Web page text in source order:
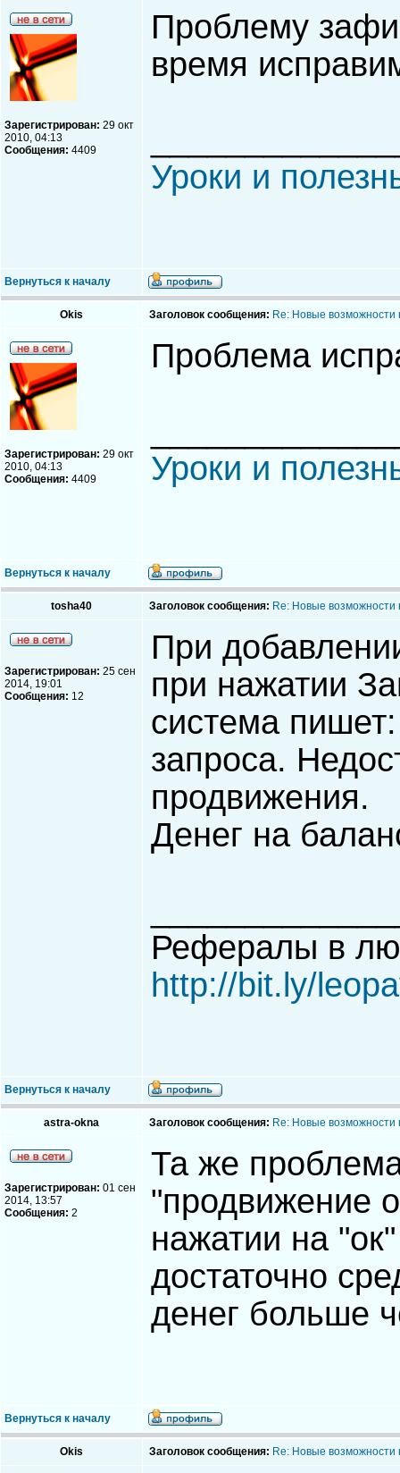
Зарегистрирован: 29 окт
2010, 04:13
Сообщения: 4409
Проблему
время
Уроки и
Вернуться к началу
Okis Заголовок сообщения: Re: Новые возможности
Зарегистрирован: 29 окт
2010, 04:13
Сообщения: 4409
Проблема
Уроки и
Вернуться к началу
tosha40 Заголовок сообщения: Re: Новые возможности
Зарегистрирован: 25 сен
2014, 19:01
Сообщения: 12
При
при нажатии
система
запроса.
продвижения.
Денег на
Рефералы в
http://bit.ly/
Вернуться к началу
astra-okna Заголовок сообщения: Re: Новые возможности
Зарегистрирован: 01 сен
2014, 13:57
Сообщения: 2
Та же
"продвижение
нажатии на
достаточно
денег больше
Вернуться к началу
Okis Заголовок сообщения: Re: Новые возможности